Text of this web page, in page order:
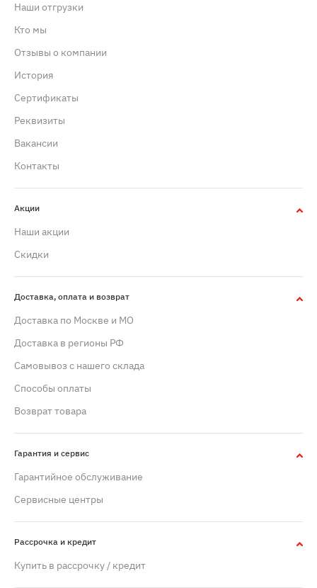
Наши отгрузки
Кто мы
Отзывы о компании
История
Сертификаты
Реквизиты
Вакансии
Контакты
Акции
Наши акции
Скидки
Доставка, оплата и возврат
Доставка по Москве и МО
Доставка в регионы РФ
Самовывоз с нашего склада
Способы оплаты
Возврат товара
Гарантия и сервис
Гарантийное обслуживание
Сервисные центры
Рассрочка и кредит
Купить в рассрочку / кредит